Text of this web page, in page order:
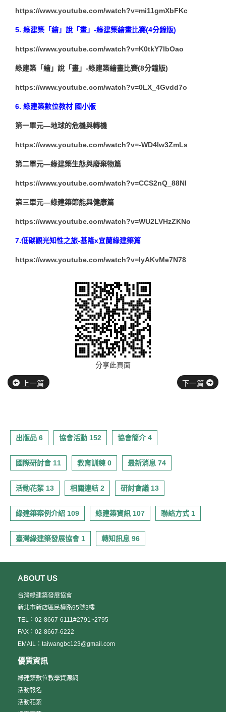
https://www.youtube.com/watch?v=mi11gmXbFKc
5. 綠建築「繪」說「畫」-綠建築繪畫比賽(4分鐘版)
https://www.youtube.com/watch?v=K0tkY7lbOao
綠建築「繪」說「畫」-綠建築繪畫比賽(8分鐘版)
https://www.youtube.com/watch?v=0LX_4Gvdd7o
6. 綠建築數位教材 國小版
第一單元—地球的危機與轉機
https://www.youtube.com/watch?v=-WD4Iw3ZmLs
第二單元—綠建築生態與廢棄物篇
https://www.youtube.com/watch?v=CCS2nQ_88NI
第三單元—綠建築節能與健康篇
https://www.youtube.com/watch?v=WU2LVHzZKNo
7.低碳觀光知性之旅-基隆x宜蘭綠建築篇
https://www.youtube.com/watch?v=lyAKvMe7N78
分享此頁面
上一篇 下一篇
出版品 6 協會活動 152 協會簡介 4
國際研討會 11 教育訓練 0 最新消息 74
活動花絮 13 相關連結 2 研討會議 13
綠建築案例介紹 109 綠建築資訊 107 聯絡方式 1
臺灣綠建築發展協會 1 轉知訊息 96
ABOUT US
台灣綠建築發展協會
新北市新店區民權路95號3樓
TEL：02-8667-6111#2791~2795
FAX：02-8667-6222
EMAIL：taiwangbc123@gmail.com
優質資訊
綠建築數位教學資源網
活動報名
活動花絮